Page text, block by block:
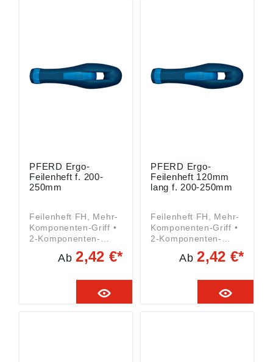
PFERD Ergo-
Feilenheft f. 200-
250mm
Feilenheft FH, Mehr-
Komponenten-Griff •
2-Komponenten-
Kunststoffgriff • Mit
Abrollschutz und
Angaben gemäß
Produktsicherheitsver
ordnung ((EU)
Ab2,42 €*
PFERD Ergo-
Feilenheft 120mm
lang f. 200-250mm
Feilenheft FH, Mehr-
Komponenten-Griff •
2-Komponenten-
Kunststoffgriff • Mit
Abrollschutz und
Angaben gemäß
Produktsicherheitsver
ordnung ((EU)
Ab2,42 €*